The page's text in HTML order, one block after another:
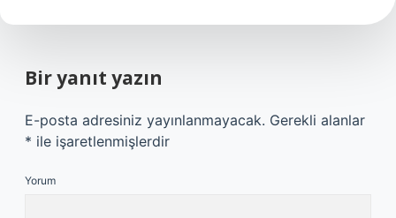
Bir yanıt yazın
E-posta adresiniz yayınlanmayacak. Gerekli alanlar
* ile işaretlenmişlerdir
Yorum